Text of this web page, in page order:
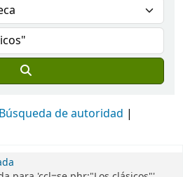
Búsqueda de autoridad